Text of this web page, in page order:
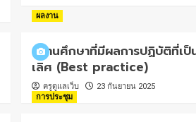
ผลงาน
สถานศึกษาที่มีผลการปฏิบัติที่เป็
เลิศ (Best practice)
ครูดูแลเว็บ
23 กันยายน 2025
การประชุม